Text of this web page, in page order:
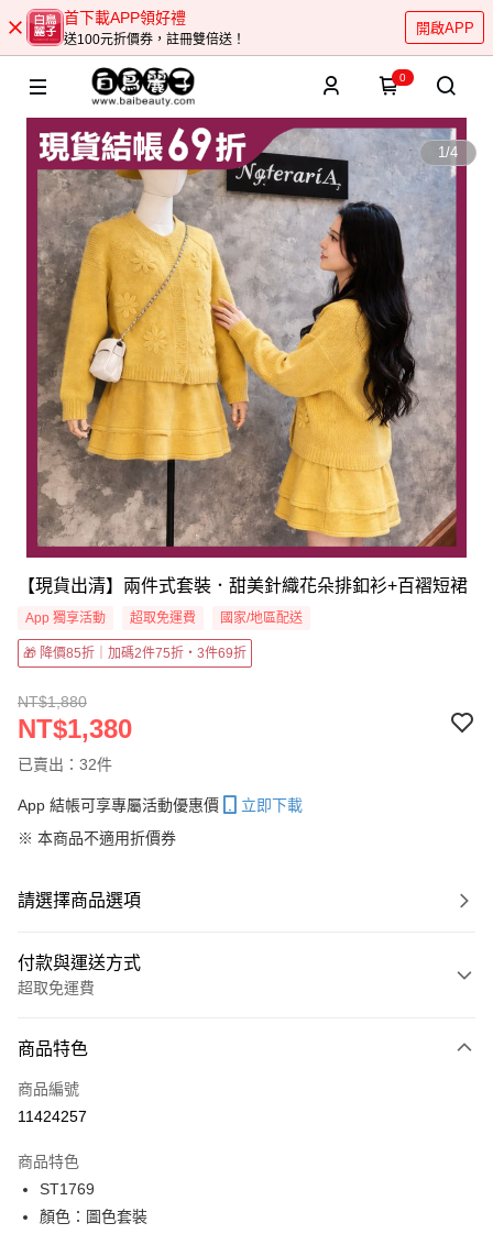
首下載APP領好禮
送100元折價券，註冊雙倍送！
開啟APP
0
1/4
【現貨出清】兩件式套裝．甜美針織花朵排釦衫+百褶短裙
App 獨享活動 超取免運費 國家/地區配送
🎁 降價85折｜加碼2件75折・3件69折
NT$1,880
NT$1,380
已賣出：32件
App 結帳可享專屬活動優惠價
立即下載
※ 本商品不適用折價券
請選擇商品選項
付款與運送方式
超取免運費
信用卡一次付款
超商取貨付款
Apple Pay
街口支付
商品特色
商品編號
11424257
商品特色
ST1769
顏色：圖色套裝